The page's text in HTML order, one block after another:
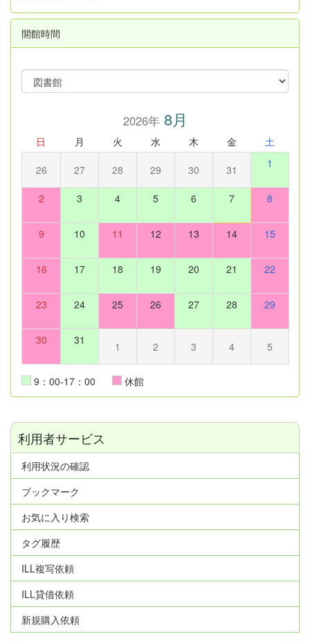
開館時間
2026年8月
日 月 火 水 木 金 土
26 27 28 29 30 31 1
2 3 4 5 6 7 8
9 10 11 12 13 14 15
16 17 18 19 20 21 22
23 24 25 26 27 28 29
30 31 1 2 3 4 5
9：00-17：00 休館
利用者サービス
利用状況の確認
ブックマーク
お気に入り検索
タグ履歴
ILL複写依頼
ILL貸借依頼
新規購入依頼